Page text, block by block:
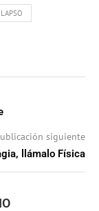
siguiente
llámalo Física